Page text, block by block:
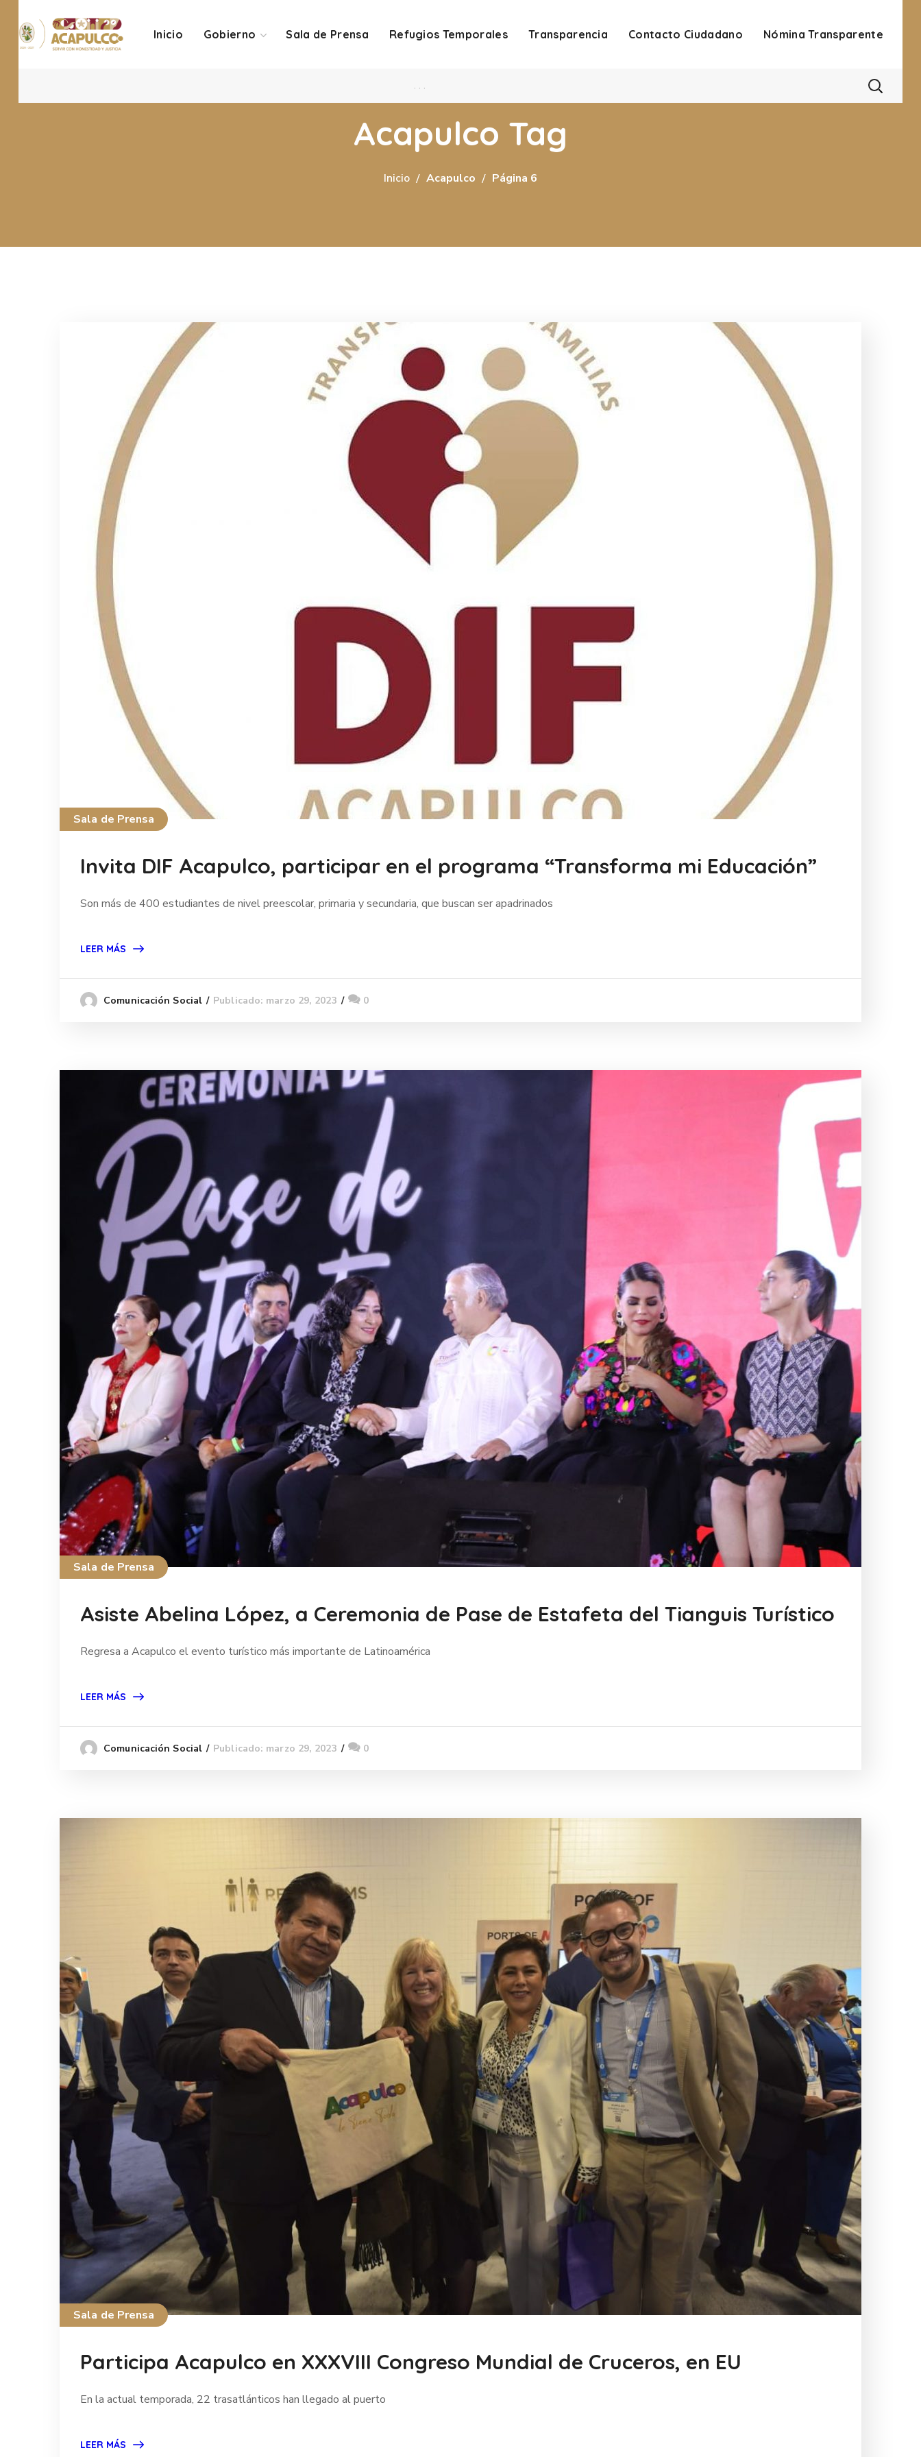
Inicio Gobierno Sala de Prensa Refugios Temporales Transparencia Contacto Ciudadano Nómina Transparente
. . .
Acapulco Tag
Inicio Acapulco Página 6
Sala de Prensa
Invita DIF Acapulco, participar en el programa “Transforma mi Educación”
Son más de 400 estudiantes de nivel preescolar, primaria y secundaria, que buscan ser apadrinados
LEER MÁS
Comunicación Social Publicado: marzo 29, 2023 0
Sala de Prensa
Asiste Abelina López, a Ceremonia de Pase de Estafeta del Tianguis Turístico
Regresa a Acapulco el evento turístico más importante de Latinoamérica
LEER MÁS
Comunicación Social Publicado: marzo 29, 2023 0
Sala de Prensa
Participa Acapulco en XXXVIII Congreso Mundial de Cruceros, en EU
En la actual temporada, 22 trasatlánticos han llegado al puerto
LEER MÁS